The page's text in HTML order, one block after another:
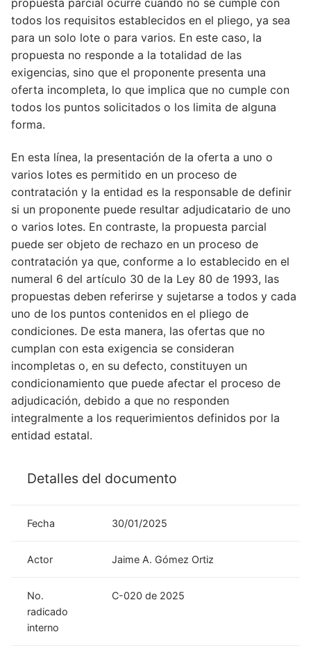
todos los requisitos establecidos en el pliego, ya sea
para un solo lote o para varios. En este caso, la
propuesta no responde a la totalidad de las
exigencias, sino que el proponente presenta una
oferta incompleta, lo que implica que no cumple con
todos los puntos solicitados o los limita de alguna
forma.
En esta línea, la presentación de la oferta a uno o
varios lotes es permitido en un proceso de
contratación y la entidad es la responsable de definir
si un proponente puede resultar adjudicatario de uno
o varios lotes. En contraste, la propuesta parcial
puede ser objeto de rechazo en un proceso de
contratación ya que, conforme a lo establecido en el
numeral 6 del artículo 30 de la Ley 80 de 1993, las
propuestas deben referirse y sujetarse a todos y cada
uno de los puntos contenidos en el pliego de
condiciones. De esta manera, las ofertas que no
cumplan con esta exigencia se consideran
incompletas o, en su defecto, constituyen un
condicionamiento que puede afectar el proceso de
adjudicación, debido a que no responden
integralmente a los requerimientos definidos por la
entidad estatal.
Detalles del documento
Fecha 30/01/2025
Actor Jaime A. Gómez Ortiz
No.
radicado
interno
C-020 de 2025